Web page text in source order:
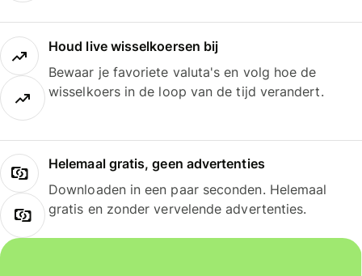
Houd live wisselkoersen bij
Bewaar je favoriete valuta's en volg hoe de
wisselkoers in de loop van de tijd verandert.
Helemaal gratis, geen advertenties
Downloaden in een paar seconden. Helemaal
gratis en zonder vervelende advertenties.